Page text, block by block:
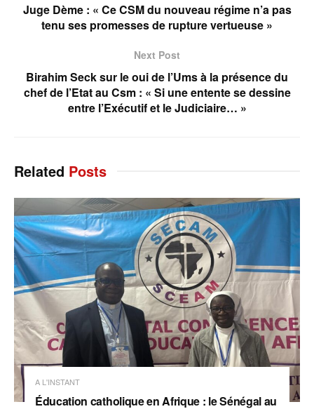
Juge Dème : « Ce CSM du nouveau régime n’a pas
tenu ses promesses de rupture vertueuse »
Next Post
Birahim Seck sur le oui de l’Ums à la présence du
chef de l’Etat au Csm : « Si une entente se dessine
entre l’Exécutif et le Judiciaire… »
Related Posts
A L'INSTANT
Éducation catholique en Afrique : le Sénégal au